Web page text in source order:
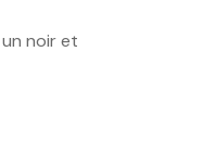
noir et